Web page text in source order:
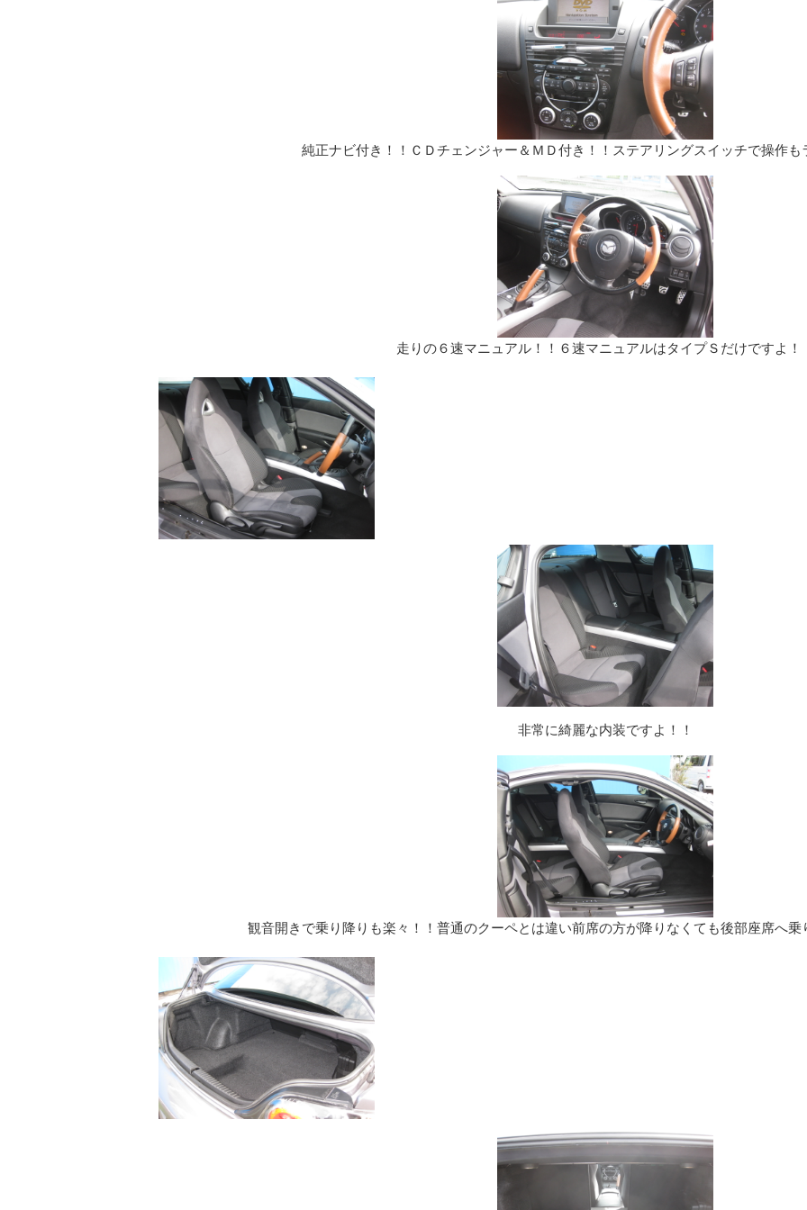
純正ナビ付き！！ＣＤチェンジャー＆ＭＤ付き！！ステアリングスイッチで操作も
走りの６速マニュアル！！６速マニュアルはタイプＳだけですよ！
非常に綺麗な内装ですよ！！
観音開きで乗り降りも楽々！！普通のクーペとは違い前席の方が降りなくても後部座席へ乗